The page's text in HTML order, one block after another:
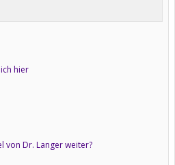
hier
von Dr. Langer weiter?